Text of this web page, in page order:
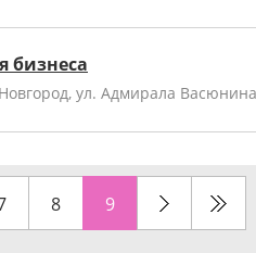
бизнеса
ул. Адмирала
8 9